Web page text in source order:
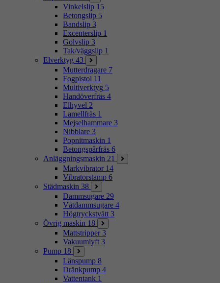
Vinkelslip 15
Betongslip 5
Bandslip 3
Excenterslip 1
Golvslip 3
Tak/väggslip 1
Elverktyg 43
Mutterdragare 7
Fogpistol 11
Multiverktyg 5
Handöverfräs 4
Elhyvel 2
Lamellfräs 1
Mejselhammare 3
Nibblare 3
Popnitmaskin 1
Betongspårfräs 6
Anläggningsmaskin 21
Markvibrator 14
Vibratorstamp 6
Städmaskin 38
Dammsugare 29
Våtdammsugare 4
Högtryckstvätt 3
Övrig maskin 18
Mattstripper 3
Vakuumlyft 3
Pump 18
Länspump 8
Dränkpump 4
Vattentank 1